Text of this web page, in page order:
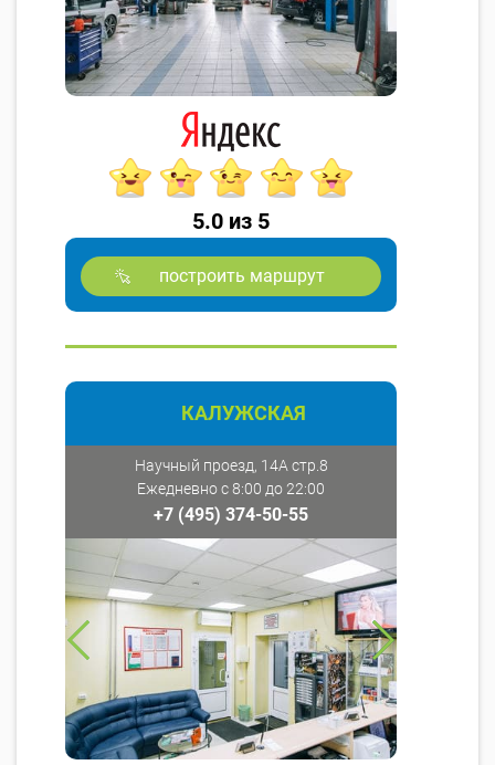
5.0 из 5
построить маршрут
КАЛУЖСКАЯ
Научный проезд, 14А стр.8
Ежедневно с 8:00 до 22:00
+7 (495) 374-50-55